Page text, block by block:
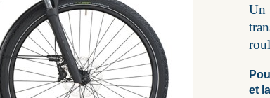
Un
et